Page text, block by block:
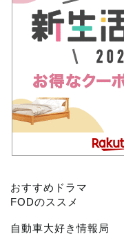
おすすめドラマ
FODのススメ
自動車大好き情報局